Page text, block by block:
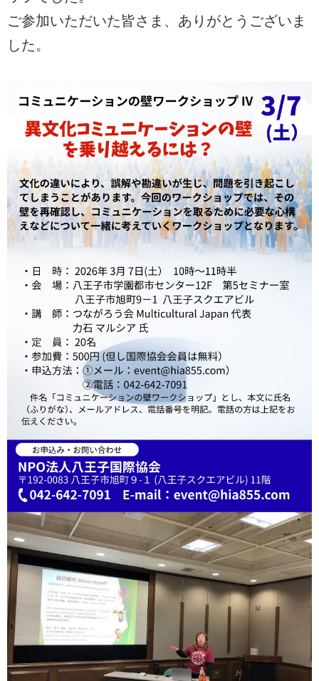
ご参加いただいた皆さま、ありがとうございま
した。